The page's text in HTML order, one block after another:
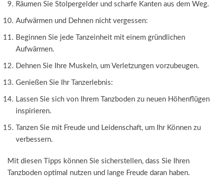
Räumen Sie Stolpergelder und scharfe Kanten aus dem Weg.
Aufwärmen und Dehnen nicht vergessen:
Beginnen Sie jede Tanzeinheit mit einem gründlichen
Aufwärmen.
Dehnen Sie Ihre Muskeln, um Verletzungen vorzubeugen.
Genießen Sie Ihr Tanzerlebnis:
Lassen Sie sich von Ihrem Tanzboden zu neuen Höhenflügen
inspirieren.
Tanzen Sie mit Freude und Leidenschaft, um Ihr Können zu
verbessern.
Mit diesen Tipps können Sie sicherstellen, dass Sie Ihren
Tanzboden optimal nutzen und lange Freude daran haben.